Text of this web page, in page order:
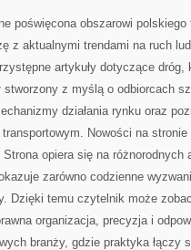
poświęcona obszarowi
z aktualnymi trendami na ruch
artykuły dotyczące dróg,
stworzony z myślą o odbiorcach
działania rynku oraz
Nowości na
opiera się na
zarówno codzienne
Dzięki temu czytelnik może
organizacja, precyzja i
branży, gdzie praktyka łączy